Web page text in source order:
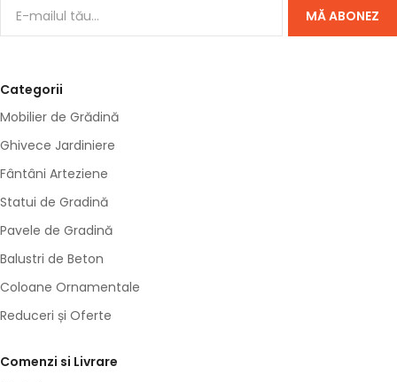
MĂ ABONEZ
Categorii
Mobilier de Grădină
Ghivece Jardiniere
Fântâni Arteziene
Statui de Gradină
Pavele de Gradină
Balustri de Beton
Coloane Ornamentale
Reduceri și Oferte
Comenzi si Livrare